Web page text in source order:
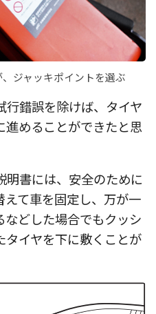
ジャッキポイントを選ぶ
行錯誤を除けば、タイヤ
進めることができたと思
明書には、安全のために
えて車を固定し、万が一
などした場合でもクッシ
タイヤを下に敷くことが